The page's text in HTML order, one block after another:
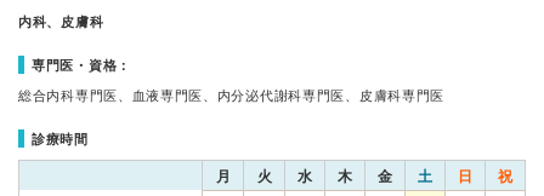
内科、皮膚科
専門医・資格：
総合内科専門医、血液専門医、内分泌代謝科専門医、皮膚科専門医
診療時間
月 火 水 木 金 土 日 祝